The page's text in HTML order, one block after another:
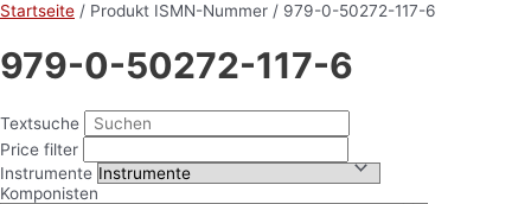
Startseite / Produkt ISMN-Nummer / 979-0-50272-117-6
979-0-50272-117-6
Textsuche
Price filter
Instrumente
Komponisten